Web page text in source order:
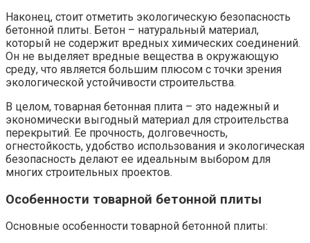
Наконец, стоит отметить экологическую безопасность
бетонной плиты. Бетон – натуральный материал,
который не содержит вредных химических соединений.
Он не выделяет вредные вещества в окружающую
среду, что является большим плюсом с точки зрения
экологической устойчивости строительства.
В целом, товарная бетонная плита – это надежный и
экономически выгодный материал для строительства
перекрытий. Ее прочность, долговечность,
огнестойкость, удобство использования и экологическая
безопасность делают ее идеальным выбором для
многих строительных проектов.
Особенности товарной бетонной плиты
Основные особенности товарной бетонной плиты: